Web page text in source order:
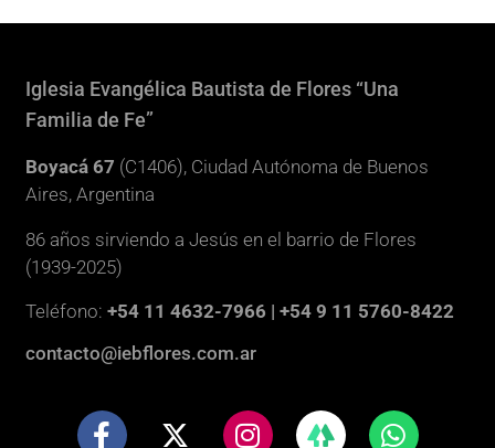
Iglesia Evangélica Bautista de Flores “Una
Familia de Fe”
Boyacá 67 (C1406), Ciudad Autónoma de Buenos
Aires, Argentina
86 años sirviendo a Jesús en el barrio de Flores
(1939-2025)
Teléfono:+54 11 4632-7966 | +54 9 11 5760-8422
contacto@iebflores.com.ar
F
X
I
W